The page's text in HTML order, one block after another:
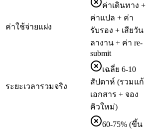
ค่าใช้จ่ายแฝง
ค่าเดินทาง +
ค่าแปล + ค่า
รับรอง + เสียวัน
ลางาน + ค่า re-
submit
ระยะเวลารวมจริง
เฉลี่ย 6-10
สัปดาห์ (รวมแก้
เอกสาร + จอง
คิวใหม่)
60-75% (ขึ้น